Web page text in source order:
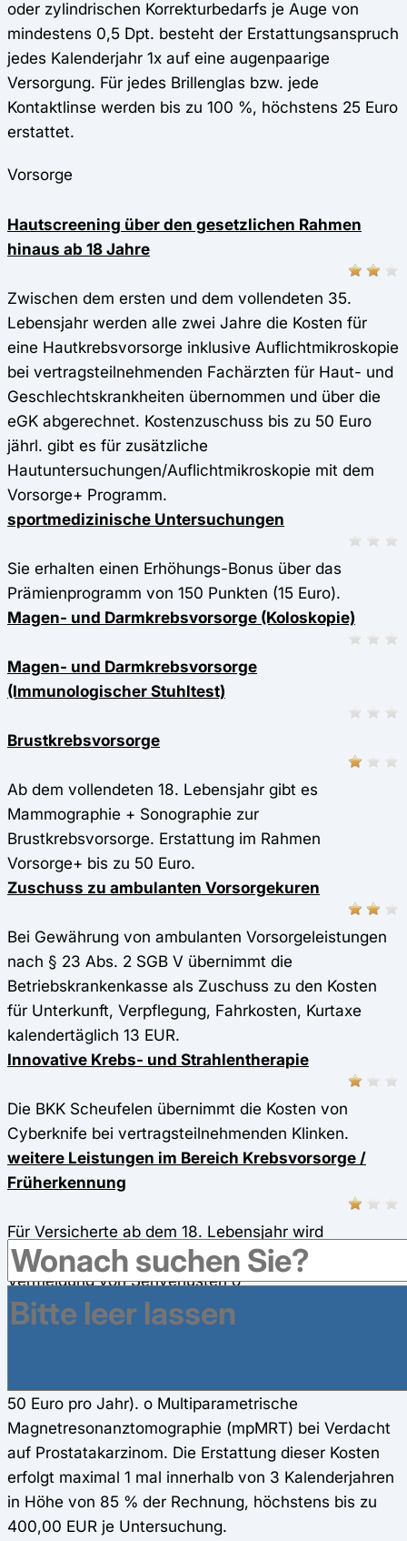
oder zylindrischen Korrekturbedarfs je Auge von
mindestens 0,5 Dpt. besteht der Erstattungsanspruch
jedes Kalenderjahr 1x auf eine augenpaarige
Versorgung. Für jedes Brillenglas bzw. jede
Kontaktlinse werden bis zu 100 %, höchstens 25 Euro
erstattet.
Vorsorge
Hautscreening über den gesetzlichen Rahmen
hinaus ab 18 Jahre
Zwischen dem ersten und dem vollendeten 35.
Lebensjahr werden alle zwei Jahre die Kosten für
eine Hautkrebsvorsorge inklusive Auflichtmikroskopie
bei vertragsteilnehmenden Fachärzten für Haut- und
Geschlechtskrankheiten übernommen und über die
eGK abgerechnet. Kostenzuschuss bis zu 50 Euro
jährl. gibt es für zusätzliche
Hautuntersuchungen/Auflichtmikroskopie mit dem
Vorsorge+ Programm.
sportmedizinische Untersuchungen
Sie erhalten einen Erhöhungs-Bonus über das
Prämienprogramm von 150 Punkten (15 Euro).
Magen- und Darmkrebsvorsorge (Koloskopie)
Magen- und Darmkrebsvorsorge
(Immunologischer Stuhltest)
Brustkrebsvorsorge
Ab dem vollendeten 18. Lebensjahr gibt es
Mammographie + Sonographie zur
Brustkrebsvorsorge. Erstattung im Rahmen
Vorsorge+ bis zu 50 Euro.
Zuschuss zu ambulanten Vorsorgekuren
Bei Gewährung von ambulanten Vorsorgeleistungen
nach § 23 Abs. 2 SGB V übernimmt die
Betriebskrankenkasse als Zuschuss zu den Kosten
für Unterkunft, Verpflegung, Fahrkosten, Kurtaxe
kalendertäglich 13 EUR.
Innovative Krebs- und Strahlentherapie
Die BKK Scheufelen übernimmt die Kosten von
Cyberknife bei vertragsteilnehmenden Klinken.
weitere Leistungen im Bereich Krebsvorsorge /
Früherkennung
Für Versicherte ab dem 18. Lebensjahr wird
Kalenderjährlich: o Glaukom-Vorsorge zur
Vermeidung von Sehverlusten o
Gesundheitsuntersuchung zur Krankheitsvorsorge o
Knochendichtemessung zur Osteoporosevorsorge o
50 Euro pro Jahr). o Multiparametrische
Magnetresonanztomographie (mpMRT) bei Verdacht
auf Prostatakarzinom. Die Erstattung dieser Kosten
erfolgt maximal 1 mal innerhalb von 3 Kalenderjahren
in Höhe von 85 % der Rechnung, höchstens bis zu
400,00 EUR je Untersuchung.